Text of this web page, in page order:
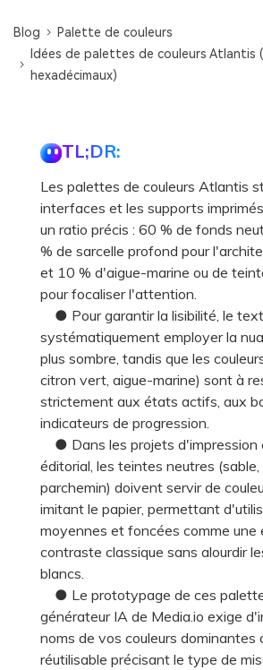
Blog
Palette de couleurs
Idées de palettes de couleurs Atlantis
hexadécimaux)
TL;DR:
Les palettes de couleurs Atlantis
interfaces et les supports
un ratio précis : 60 % de fonds
% de sarcelle profond pour
et 10 % d'aigue-marine ou de
pour focaliser l'attention.
● Pour garantir la lisibilité, le
systématiquement employer la
plus sombre, tandis que les
citron vert, aigue-marine) sont à
strictement aux états actifs, aux
indicateurs de progression.
● Dans les projets d'impression
éditorial, les teintes neutres (sable,
parchemin) doivent servir de
imitant le papier, permettant
moyennes et foncées comme une
contraste classique sans alourdir
blancs.
● Le prototypage de ces
générateur IA de Media.io exige
noms de vos couleurs dominantes
réutilisable précisant le type de